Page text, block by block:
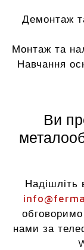
Демонтаж
Монтаж та
Навчання
Ви
нами за